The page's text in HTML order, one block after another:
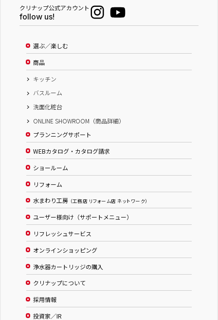
クリナップ公式アカウント
follow us!
選ぶ／楽しむ
商品
キッチン
バスルーム
洗面化粧台
ONLINE SHOWROOM（商品詳細）
プランニングサポート
WEBカタログ・カタログ請求
ショールーム
リフォーム
水まわり工房 （工務店 リフォーム店 ネットワーク）
ユーザー様向け（サポートメニュー）
リフレッシュサービス
オンラインショッピング
浄水器カートリッジの購入
クリナップについて
採用情報
投資家／IR